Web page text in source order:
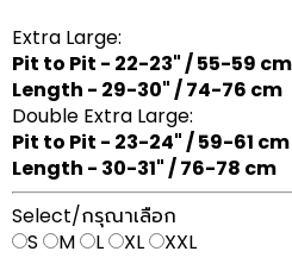
Extra Large:
Pit to Pit - 22-23" / 55-59 cm
Length - 29-30" / 74-76 cm
Double Extra Large:
Pit to Pit - 23-24" / 59-61 cm
Length - 30-31" / 76-78 cm
Select/กรุณาเลือก
S
M L XL
XXL